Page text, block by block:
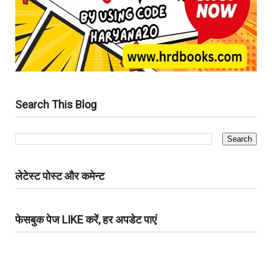
Search This Blog
लेटेस्ट पोस्ट और कमेन्ट
फेसबुक पेज LIKE करें, हर अपडेट पाएं